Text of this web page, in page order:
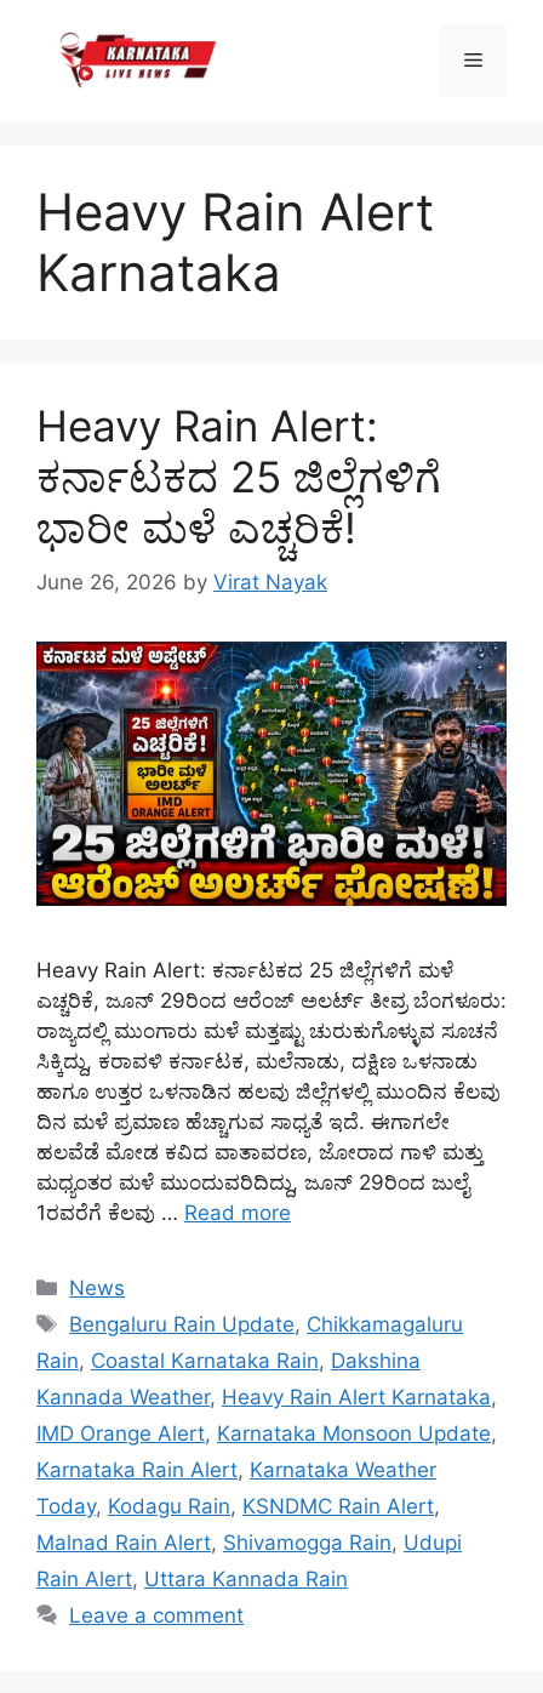
content
Menu
Heavy Rain Alert
Karnataka
Heavy Rain Alert:
ಕರ್ನಾಟಕದ 25 ಜಿಲ್ಲೆಗಳಿಗೆ
ಭಾರೀ ಮಳೆ ಎಚ್ಚರಿಕೆ!
June 26, 2026 by Virat Nayak
Heavy Rain Alert: ಕರ್ನಾಟಕದ 25 ಜಿಲ್ಲೆಗಳಿಗೆ ಮಳೆ
ಎಚ್ಚರಿಕೆ, ಜೂನ್ 29ರಿಂದ ಆರೆಂಜ್ ಅಲರ್ಟ್ ತೀವ್ರ ಬೆಂಗಳೂರು:
ರಾಜ್ಯದಲ್ಲಿ ಮುಂಗಾರು ಮಳೆ ಮತ್ತಷ್ಟು ಚುರುಕುಗೊಳ್ಳುವ ಸೂಚನೆ
ಸಿಕ್ಕಿದ್ದು, ಕರಾವಳಿ ಕರ್ನಾಟಕ, ಮಲೆನಾಡು, ದಕ್ಷಿಣ ಒಳನಾಡು
ಹಾಗೂ ಉತ್ತರ ಒಳನಾಡಿನ ಹಲವು ಜಿಲ್ಲೆಗಳಲ್ಲಿ ಮುಂದಿನ ಕೆಲವು
ದಿನ ಮಳೆ ಪ್ರಮಾಣ ಹೆಚ್ಚಾಗುವ ಸಾಧ್ಯತೆ ಇದೆ. ಈಗಾಗಲೇ
ಹಲವೆಡೆ ಮೋಡ ಕವಿದ ವಾತಾವರಣ, ಜೋರಾದ ಗಾಳಿ ಮತ್ತು
ಮಧ್ಯಂತರ ಮಳೆ ಮುಂದುವರಿದಿದ್ದು, ಜೂನ್ 29ರಿಂದ ಜುಲೈ
1ರವರೆಗೆ ಕೆಲವು … Read more
Categories
News
Tags
Bengaluru Rain Update, Chikkamagaluru
Rain, Coastal Karnataka Rain, Dakshina
Kannada Weather, Heavy Rain Alert Karnataka,
IMD Orange Alert, Karnataka Monsoon Update,
Karnataka Rain Alert, Karnataka Weather
Today, Kodagu Rain, KSNDMC Rain Alert,
Malnad Rain Alert, Shivamogga Rain, Udupi
Rain Alert, Uttara Kannada Rain
Leave a comment